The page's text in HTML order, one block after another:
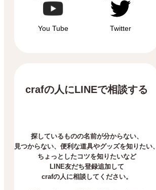
You Tube Twitter
crafの人にLINEで相談する
探しているものの名前が分からない、
見つからない、 便利な道具やグッズを知りたい、
ちょっとしたコツを知りたいなど
LINE友だち登録追加して
crafの人に相談してください。